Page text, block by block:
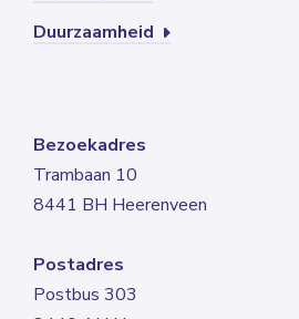
Duurzaamheid
Bezoekadres
Trambaan 10
8441 BH Heerenveen
Postadres
Postbus 303